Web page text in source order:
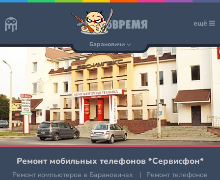
ещё
Барановичи
Ремонт мобильных телефонов *Сервисфон*
Ремонт компьютеров в Барановичах | Ремонт телефонов